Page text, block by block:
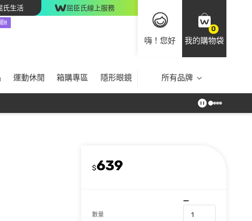
氏生活
!!
屈臣氏線上服務
嗨！您好
0
我的購物袋
運動休閒 箱購專區 隱形眼鏡 所有品牌
$639
數量